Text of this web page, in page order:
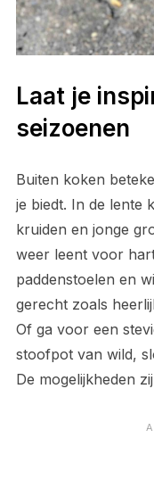
Laat je
seizoenen
Buiten koken
je biedt. In de lente
kruiden en jonge
weer leent voor
paddenstoelen en
gerecht zoals
Of ga voor een
stoofpot van wild,
De mogelijkheden